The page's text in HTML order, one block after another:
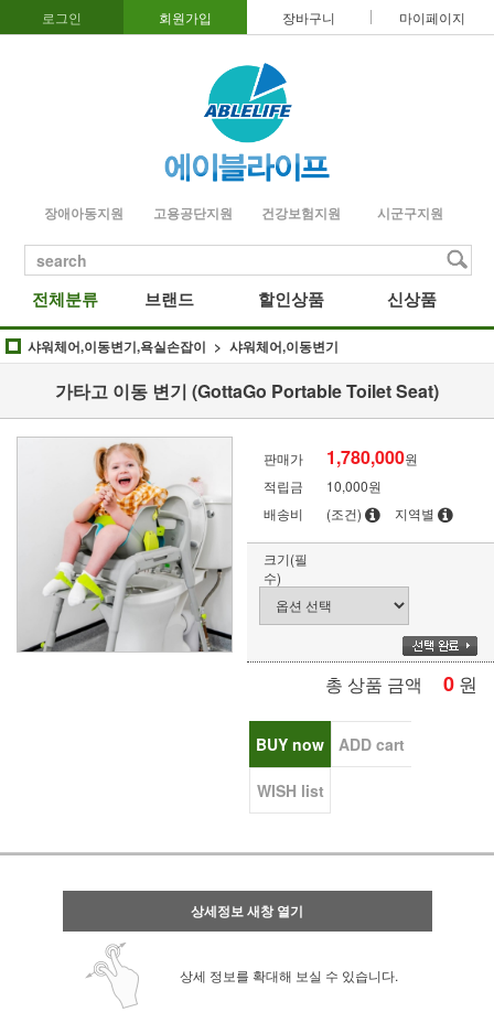
로그인 회원가입 장바구니 마이페이지
장애아동지원 고용공단지원 건강보험지원 시군구지원
search
전체분류 브랜드 할인상품 신상품
샤워체어,이동변기,욕실손잡이 샤워체어,이동변기
가타고 이동 변기 (GottaGo Portable Toilet Seat)
판매가 1,780,000원
적립금
10,000원
배송비
(조건) 지역별
크기(필
수)
총 상품 금액 0 원
BUY now ADD cart
WISH list
상세정보 새창 열기
상세 정보를 확대해 보실 수 있습니다.